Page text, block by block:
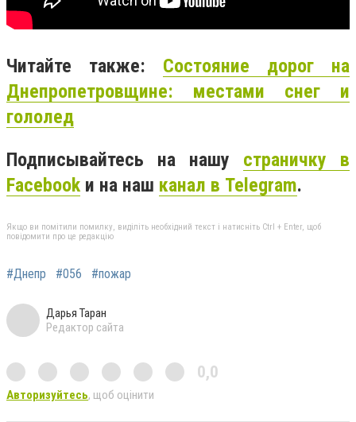
Читайте также: Состояние дорог на
Днепропетровщине: местами снег и
гололед
Подписывайтесь на нашу страничку в
Facebook и на наш канал в Telegram.
Якщо ви помітили помилку, виділіть необхідний текст і натисніть Ctrl + Enter, щоб
повідомити про це редакцію
#Днепр #056 #пожар
Дарья Таран
Редактор сайта
0,0
Авторизуйтесь, щоб оцінити